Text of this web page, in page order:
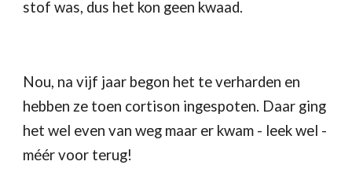
stof was, dus het kon geen kwaad.
Nou, na vijf jaar begon het te verharden en
hebben ze toen cortison ingespoten. Daar ging
het wel even van weg maar er kwam - leek wel -
méér voor terug!